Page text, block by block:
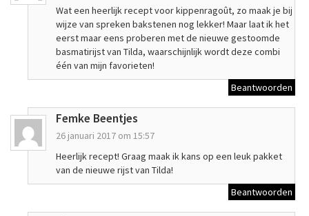
Wat een heerlijk recept voor kippenragoût, zo maak je bij
wijze van spreken bakstenen nog lekker! Maar laat ik het
eerst maar eens proberen met de nieuwe gestoomde
basmatirijst van Tilda, waarschijnlijk wordt deze combi
één van mijn favorieten!
Beantwoorden
Femke Beentjes
26 januari 2017 om 15:57
Heerlijk recept! Graag maak ik kans op een leuk pakket
van de nieuwe rijst van Tilda!
Beantwoorden